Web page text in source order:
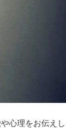
心理をお伝えし